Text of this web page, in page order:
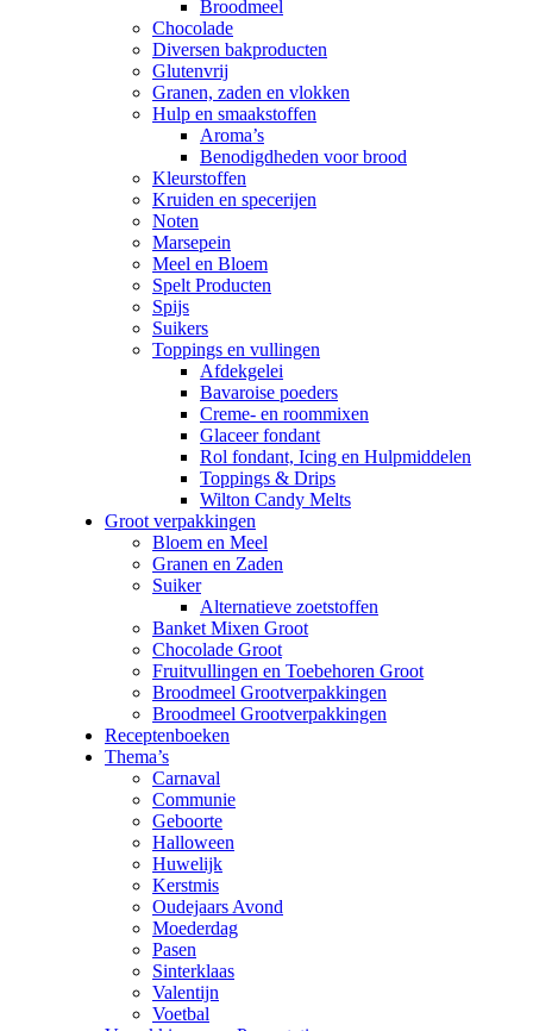
Broodmeel
Chocolade
Diversen bakproducten
Glutenvrij
Granen, zaden en vlokken
Hulp en smaakstoffen
Aroma’s
Benodigdheden voor brood
Kleurstoffen
Kruiden en specerijen
Noten
Marsepein
Meel en Bloem
Spelt Producten
Spijs
Suikers
Toppings en vullingen
Afdekgelei
Bavaroise poeders
Creme- en roommixen
Glaceer fondant
Rol fondant, Icing en Hulpmiddelen
Toppings & Drips
Wilton Candy Melts
Groot verpakkingen
Bloem en Meel
Granen en Zaden
Suiker
Alternatieve zoetstoffen
Banket Mixen Groot
Chocolade Groot
Fruitvullingen en Toebehoren Groot
Broodmeel Grootverpakkingen
Broodmeel Grootverpakkingen
Receptenboeken
Thema’s
Carnaval
Communie
Geboorte
Halloween
Huwelijk
Kerstmis
Oudejaars Avond
Moederdag
Pasen
Sinterklaas
Valentijn
Voetbal